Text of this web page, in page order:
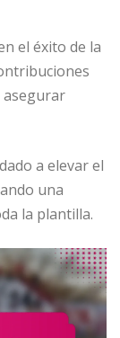
el éxito de la
asegurar
a elevar el
una
la plantilla.